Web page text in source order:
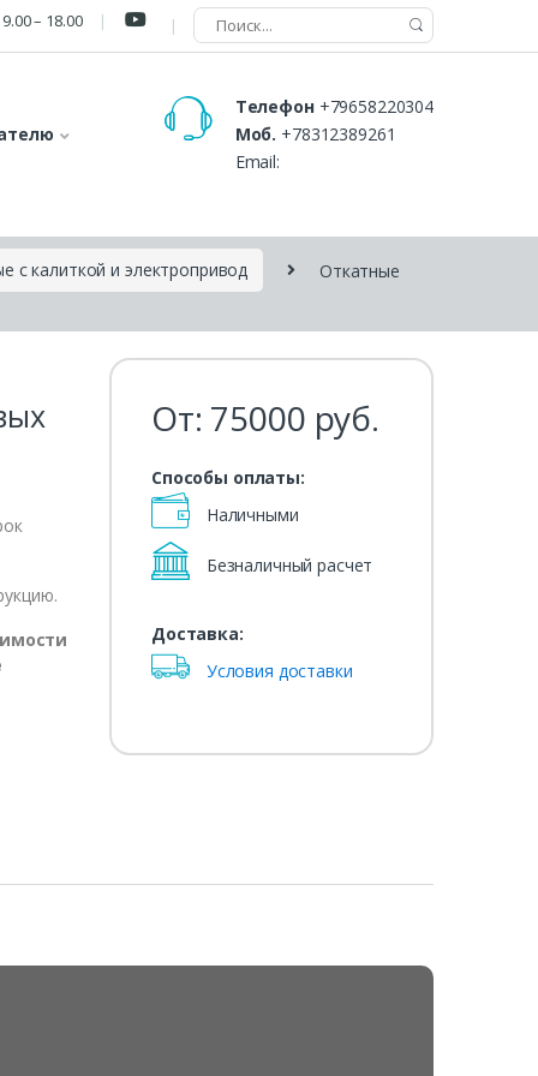
– 18.00
Телефон +79658220304
Моб. +78312389261
Email:
с калиткой и электропривод
Откатные
От: 75000 руб.
Способы оплаты:
Наличными
Безналичный расчет
Доставка:
Условия доставки